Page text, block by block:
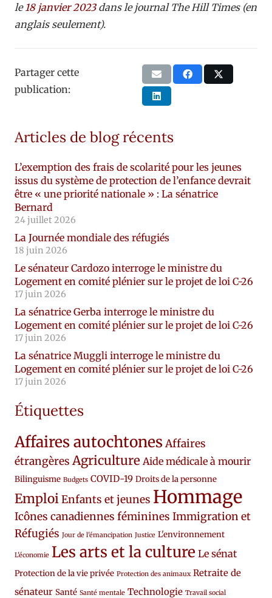
le 18 janvier 2023 dans le journal The Hill Times (en
anglais seulement).
Partager cette
publication:
Articles de blog récents
L’exemption des frais de scolarité pour les jeunes
issus du système de protection de l’enfance devrait
être « une priorité nationale » : La sénatrice
Bernard
24 juillet 2026
La Journée mondiale des réfugiés
18 juin 2026
Le sénateur Cardozo interroge le ministre du
Logement en comité plénier sur le projet de loi C-26
17 juin 2026
La sénatrice Gerba interroge le ministre du
Logement en comité plénier sur le projet de loi C-26
17 juin 2026
La sénatrice Muggli interroge le ministre du
Logement en comité plénier sur le projet de loi C-26
17 juin 2026
Étiquettes
Affaires autochtones Affaires
étrangères Agriculture Aide médicale à mourir
Bilinguisme Budgets COVID-19 Droits de la personne
EmploiEnfants et jeunes Hommage
Icônes canadiennes féminines Immigration et
Réfugiés Jour de l'émancipation Justice L'environnement
L'économie Les arts et la culture Le sénat
Protection de la vie privée Protection des animaux Retraite de
sénateur Santé Santé mentale Technologie Travail social